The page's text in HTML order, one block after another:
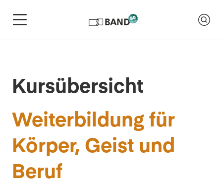
Kursübersicht
Weiterbildung für
Körper, Geist und
Beruf